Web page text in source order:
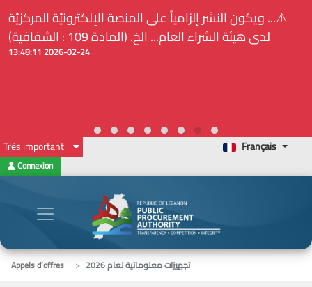
⚠️... ويكون النشر إلزامياً على المنصة الإلكترونيّة المركزيّة
لدى هيئة الشراء العام... الخ. (المادة 109 : الشفافية)
2026-02-24 13:48:11
Très important Français
Connexion
Appels d’offres
تجهيزات معلوماتية لعام 2026